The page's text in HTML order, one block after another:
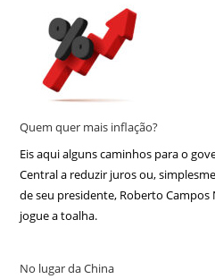
Quem quer mais inflação?
Eis aqui alguns caminhos para o
Central a reduzir juros ou,
de seu presidente, Roberto
jogue a toalha.
No lugar da China